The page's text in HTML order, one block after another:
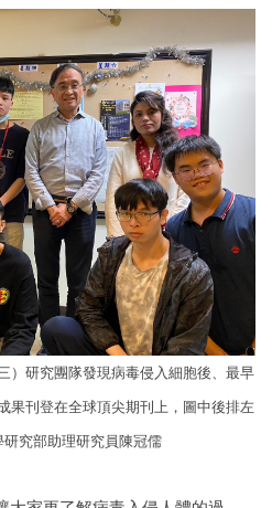
）研究團隊發現病毒侵入細胞後、最早
果刊登在全球頂尖期刊上，圖中後排左
究部助理研究員陳冠儒